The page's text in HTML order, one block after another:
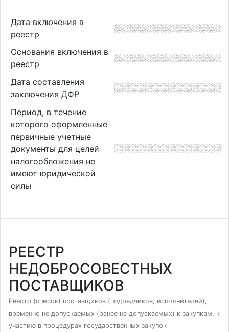
Дата включения в
реестр
Основания включения в
реестр
Дата составления
заключения ДФР
Период, в течение
которого оформленные
первичные учетные
документы для целей
налогообложения не
имеют юридической
силы
РЕЕСТР
НЕДОБРОСОВЕСТНЫХ
ПОСТАВЩИКОВ
Реестр (список) поставщиков (подрядчиков, исполнителей),
временно не допускаемых (ранее не допускаемых) к закупкам, к
участию в процедурах государственных закупок